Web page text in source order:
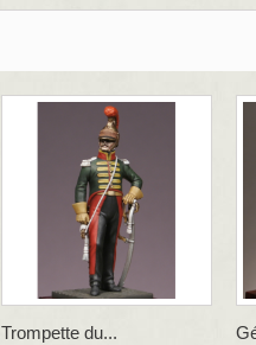
Trompette du...